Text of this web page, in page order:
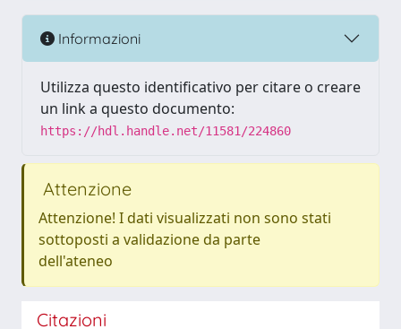
Informazioni
Utilizza questo identificativo per citare o creare
un link a questo documento:
https://hdl.handle.net/11581/224860
Attenzione
Attenzione! I dati visualizzati non sono stati
sottoposti a validazione da parte
dell'ateneo
Citazioni